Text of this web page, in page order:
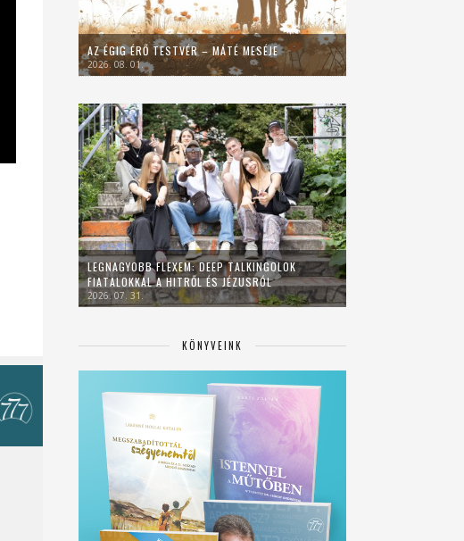
AZ ÉGIG ÉRŐ TESTVÉR – MÁTÉ MESÉJE
2026. 08. 01.
LEGNAGYOBB FLEXEM: DEEP TALKINGOLOK
FIATALOKKAL A HITRŐL ÉS JÉZUSRÓL
2026. 07. 31.
KÖNYVEINK